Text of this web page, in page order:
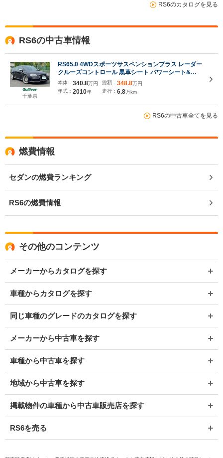
RS6のカタログを見る
RS6の中古車情報
千葉県
RS65.0 4WDスポーツサスペンションプラス レーダー
クルーズコントロール 黒革シート パワーシート&シ
ートヒーター HIDヘッドライト 純正ナビ/フルセグTV
バックカメラ BOSEサウンド
本体： 340.8万円
年式： 2010年
総額： 348.8万円
走行： 6.8万km
RS6の中古車全てを見る
燃費情報
セダンの燃費ランキング
RS6の燃費情報
その他のコンテンツ
メーカーからカタログを探す
車種からカタログを探す
同じ車種のグレードのカタログを探す
メーカーから中古車を探す
車種から中古車を探す
地域から中古車を探す
掲載物件の車種から中古車販売店を探す
RS6を売る